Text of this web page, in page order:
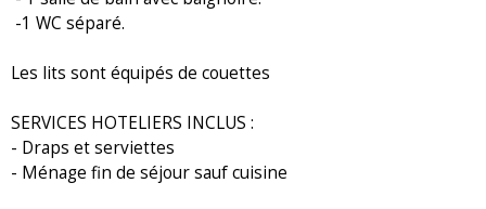
-1 WC séparé.
Les lits sont équipés de couettes
SERVICES HOTELIERS INCLUS :
- Draps et serviettes
- Ménage fin de séjour sauf cuisine